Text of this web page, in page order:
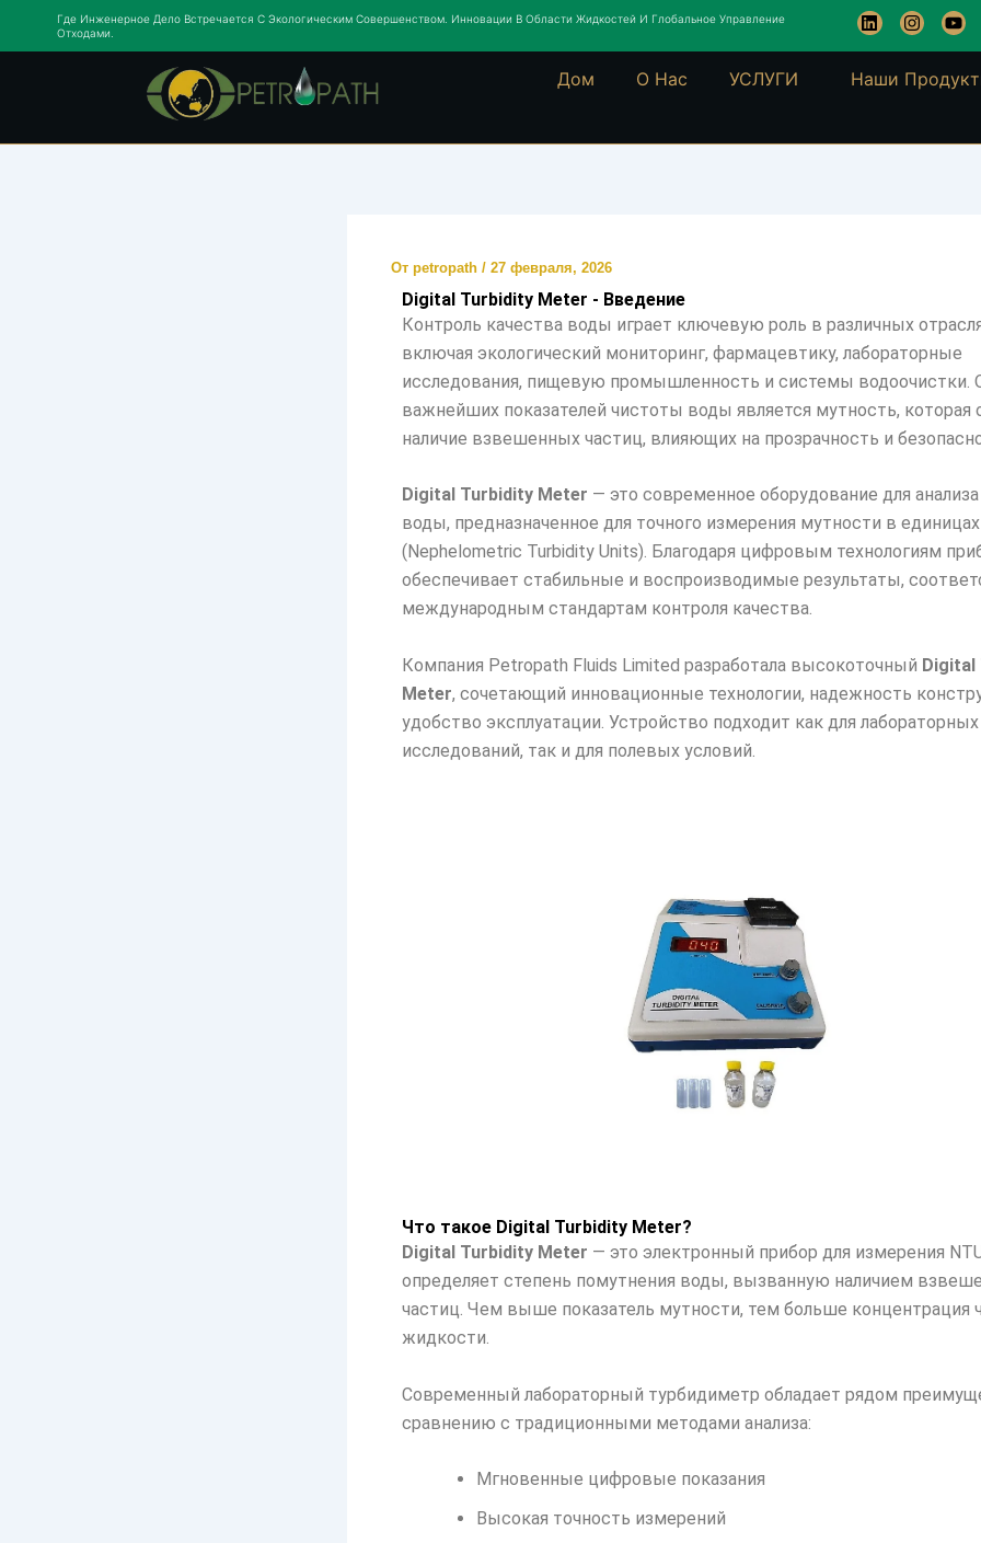
ПерейтиГде Инженерное Дело Встречается С Экологическим Совершенством. Инновации В Области Жидкостей И Глобальное Управление
Отходами.
L
i
n
e
n
I
n
s
t
a
a
Y
o
u
u
Дом О Нас УСЛУГИ Наши
От petropath / 27 февраля, 2026
Digital Turbidity Meter - Введение
Контроль качества воды играет ключевую роль в различных
включая экологический мониторинг, фармацевтику, лабораторные
исследования, пищевую промышленность и системы водоочистки.
важнейших показателей чистоты воды является мутность, которая
наличие взвешенных частиц, влияющих на прозрачность и
Digital Turbidity Meter — это современное оборудование для
воды, предназначенное для точного измерения мутности в
(Nephelometric Turbidity Units). Благодаря цифровым технологиям
обеспечивает стабильные и воспроизводимые результаты,
международным стандартам контроля качества.
Компания Petropath Fluids Limited разработала высокоточный Digital
Meter, сочетающий инновационные технологии, надежность
удобство эксплуатации. Устройство подходит как для лабораторных
исследований, так и для полевых условий.
Что такое Digital Turbidity Meter?
Digital Turbidity Meter — это электронный прибор для измерения
определяет степень помутнения воды, вызванную наличием
частиц. Чем выше показатель мутности, тем больше концентрация
жидкости.
Современный лабораторный турбидиметр обладает рядом
сравнению с традиционными методами анализа:
Мгновенные цифровые показания
Высокая точность измерений